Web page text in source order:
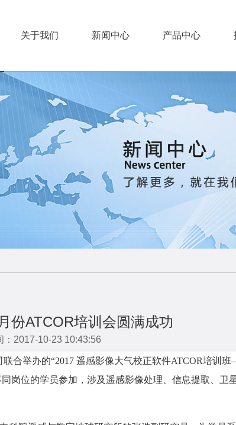
关于我们 新闻中心 产品中心
份ATCOR培训会圆满成功
：2017-10-23 10:43:56
联合举办的“2017 遥感影像大气校正软件ATCOR培训班
岗位的学员参加，涉及遥感影像处理、信息提取、卫